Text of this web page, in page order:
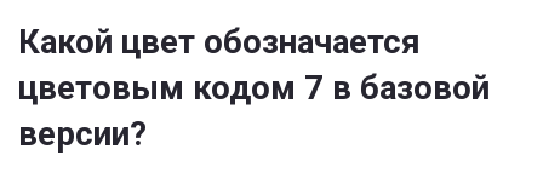
Какой цвет обозначается
цветовым кодом 7 в базовой
версии?